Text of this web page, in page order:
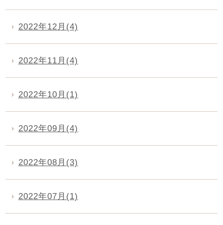
2022年12月(4)
2022年11月(4)
2022年10月(1)
2022年09月(4)
2022年08月(3)
2022年07月(1)